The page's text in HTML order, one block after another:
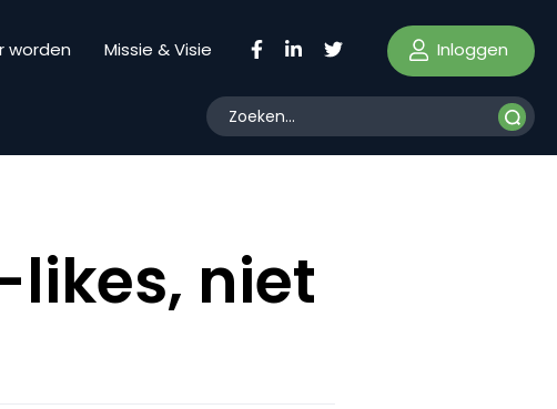
worden Missie & Visie Inloggen
likes, niet